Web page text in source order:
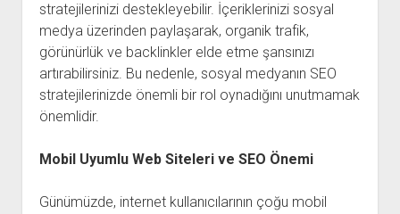
stratejilerinizi destekleyebilir. İçeriklerinizi sosyal
medya üzerinden paylaşarak, organik trafik,
görünürlük ve backlinkler elde etme şansınızı
artırabilirsiniz. Bu nedenle, sosyal medyanın SEO
stratejilerinizde önemli bir rol oynadığını unutmamak
önemlidir.
Mobil Uyumlu Web Siteleri ve SEO Önemi
Günümüzde, internet kullanıcılarının çoğu mobil